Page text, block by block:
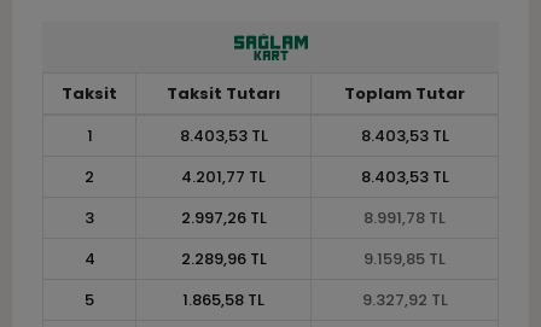
Taksit Taksit Tutarı
Toplam Tutar
1
8.403,53 TL
8.403,53 TL
2
4.201,77 TL
8.403,53 TL
3
2.997,26 TL
8.991,78 TL
4
2.289,96 TL
9.159,85 TL
5
1.865,58 TL
9.327,92 TL